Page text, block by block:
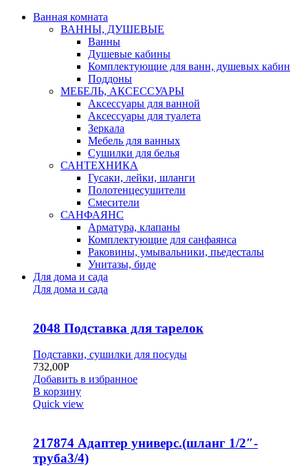
Ванная комната
ВАННЫ, ДУШЕВЫЕ
Ванны
Душевые кабины
Комплектующие для ванн, душевых кабин
Поддоны
МЕБЕЛЬ, АКСЕССУАРЫ
Аксессуары для ванной
Аксессуары для туалета
Зеркала
Мебель для ванных
Сушилки для белья
САНТЕХНИКА
Гусаки, лейки, шланги
Полотенцесушители
Смесители
САНФАЯНС
Арматура, клапаны
Комплектующие для санфаянса
Раковины, умывальники, пьедесталы
Унитазы, биде
Для дома и сада
Для дома и сада
2048 Подставка для тарелок
Подставки, сушилки для посуды
732,00Р
Добавить в избранное
В корзину
Quick view
217874 Адаптер универс.(шланг 1/2″-
труба3/4)